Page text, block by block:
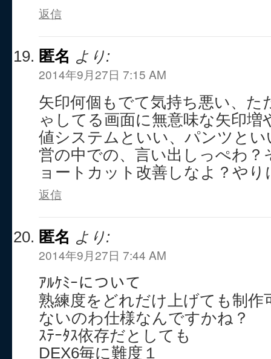
返信
匿名 より:
2014年9月27日 7:15 AM
矢印何個もでて気持ち悪い、
ゃしてる画面に無意味な矢印増
値システムといい、パンツと
営の中での、言い出しっぺわ
ョートカット改善しなよ？やり
返信
匿名 より:
2014年9月27日 7:44 AM
ｱﾙｹﾐｰについて
熟練度をどれだけ上げても制作
ないのわ仕様なんですかね？
ｽﾃｰﾀｽ依存だとしても
DEX6毎に難度１